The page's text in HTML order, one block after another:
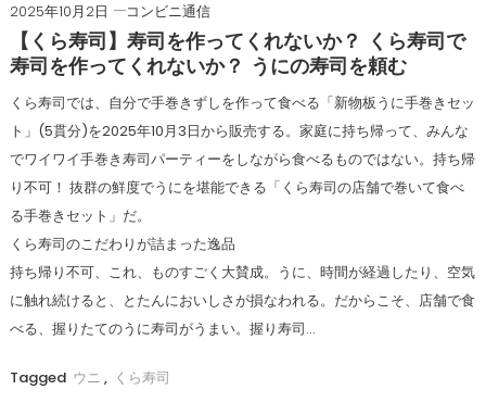
2025年10月2日
コンビニ通信
【くら寿司】寿司を作ってくれないか？ くら寿司で
寿司を作ってくれないか？ うにの寿司を頼む
くら寿司では、自分で手巻きずしを作って食べる「新物板うに手巻きセッ
ト」(5貫分)を2025年10月3日から販売する。家庭に持ち帰って、みんな
でワイワイ手巻き寿司パーティーをしながら食べるものではない。持ち帰
り不可！ 抜群の鮮度でうにを堪能できる「くら寿司の店舗で巻いて食べ
る手巻きセット」だ。
くら寿司のこだわりが詰まった逸品
持ち帰り不可、これ、ものすごく大賛成。うに、時間が経過したり、空気
に触れ続けると、とたんにおいしさが損なわれる。だからこそ、店舗で食
べる、握りたてのうに寿司がうまい。握り寿司…
Tagged ウニ , くら寿司